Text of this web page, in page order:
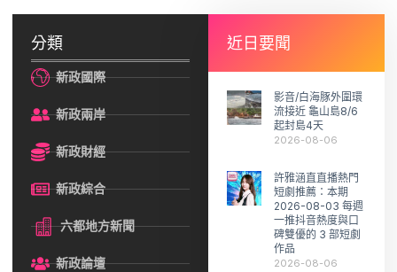
分類
新政國際
新政兩岸
新政財經
新政綜合
六都地方新聞
新政論壇
近日要聞
影音/白海豚外圍環
流接近 龜山島8/6
起封島4天
2026-08-06
許雅涵直直播熱門
短劇推薦：本期
2026-08-03 每週
一推抖音熱度與口
碑雙優的 3 部短劇
作品
2026-08-06